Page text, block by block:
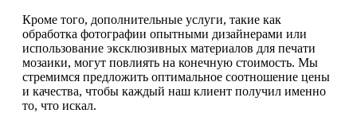
Кроме того, дополнительные услуги, такие как
обработка фотографии опытными дизайнерами или
использование эксклюзивных материалов для печати
мозаики, могут повлиять на конечную стоимость. Мы
стремимся предложить оптимальное соотношение цены
и качества, чтобы каждый наш клиент получил именно
то, что искал.